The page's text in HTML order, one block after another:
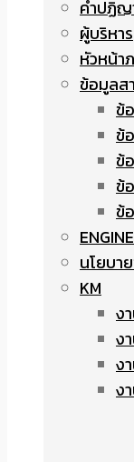
คำปฏิ
ผู้บริหาร
หัวหน้า
ข้อมูลส
ข้
ข้
ข้
ข้
ข้
นโยบา
KM
ง
ง
ง
ง